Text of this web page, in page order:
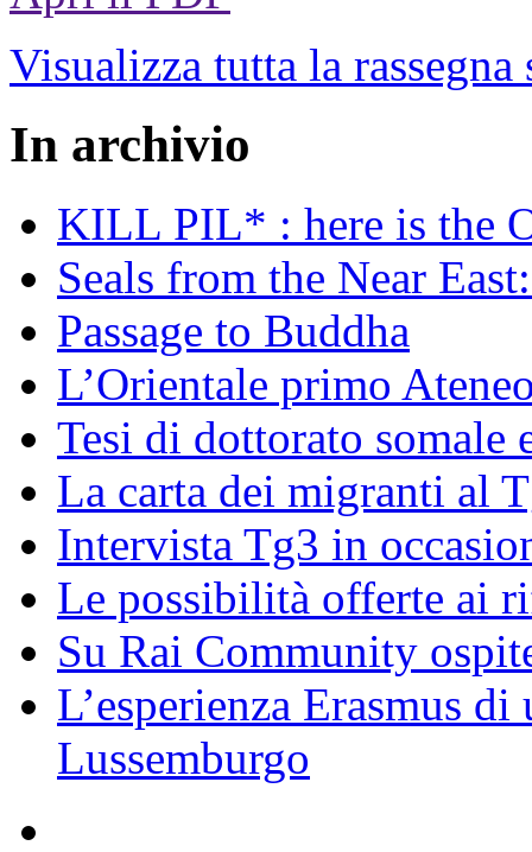
Visualizza tutta la rassegna
In archivio
KILL PIL* : here is the
Seals from the Near
Passage to Buddha
L’Orientale primo
Tesi di dottorato somale
La carta dei migranti al
Intervista Tg3 in
Le possibilità offerte ai
Su Rai Community
L’esperienza Erasmus
Lussemburgo